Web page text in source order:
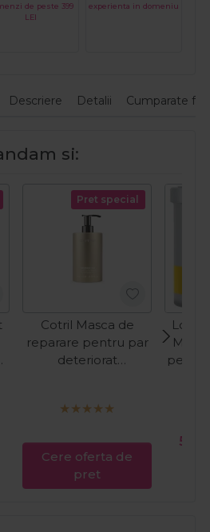
de peste 399
LEI
experienta in domeniu
Descriere Detalii Cumparate
si:
Pret special
Cotril Masca de
reparare pentru par
deteriorat
500ml
Cere oferta de
pret